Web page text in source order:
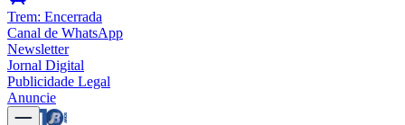
Trem: Encerrada
Canal de WhatsApp
Newsletter
Jornal Digital
Publicidade Legal
Anuncie